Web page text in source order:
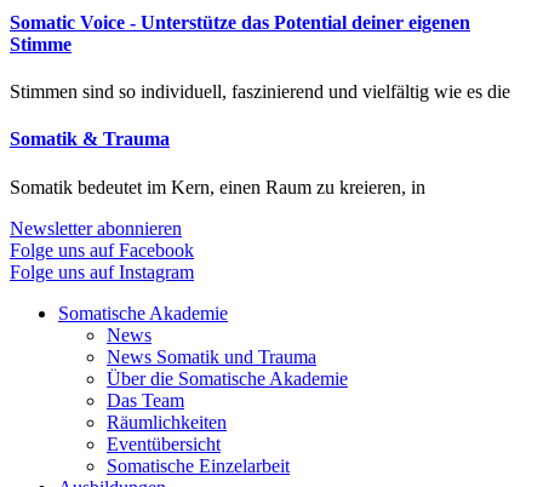
Somatic Voice - Unterstütze das Potential deiner eigenen
Stimme
Stimmen sind so individuell, faszinierend und vielfältig wie es die
Somatik & Trauma
Somatik bedeutet im Kern, einen Raum zu kreieren, in
Newsletter abonnieren
Folge uns auf Facebook
Folge uns auf Instagram
Somatische Akademie
News
News Somatik und Trauma
Über die Somatische Akademie
Das Team
Räumlichkeiten
Eventübersicht
Somatische Einzelarbeit